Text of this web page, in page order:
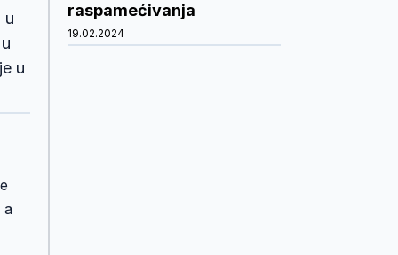
u
u
a
raspamećivanja
19.02.2024